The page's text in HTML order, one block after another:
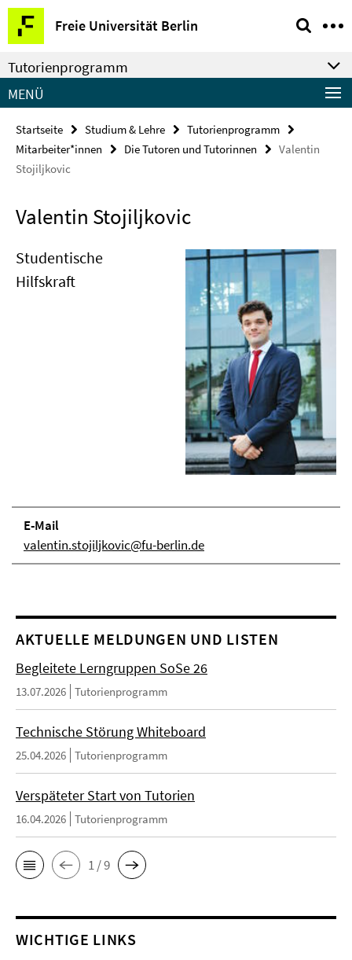
Springe
direkt
zu
Inhalt
Freie Universität Berlin
Service-
Navigation
Tutorienprogramm
MENÜ
Startseite Studium & Lehre
Tutorienprogramm
Mitarbeiter*innen
Die Tutoren und Tutorinnen
Valentin
Stojiljkovic
Valentin Stojiljkovic
Studentische
Hilfskraft
E-Mail
valentin.stojiljkovic@fu-berlin.de
AKTUELLE MELDUNGEN UND LISTEN
Begleitete Lerngruppen SoSe 26
13.07.2026 Tutorienprogramm
Technische Störung Whiteboard
25.04.2026 Tutorienprogramm
Verspäteter Start von Tutorien
16.04.2026 Tutorienprogramm
1 / 9
WICHTIGE LINKS